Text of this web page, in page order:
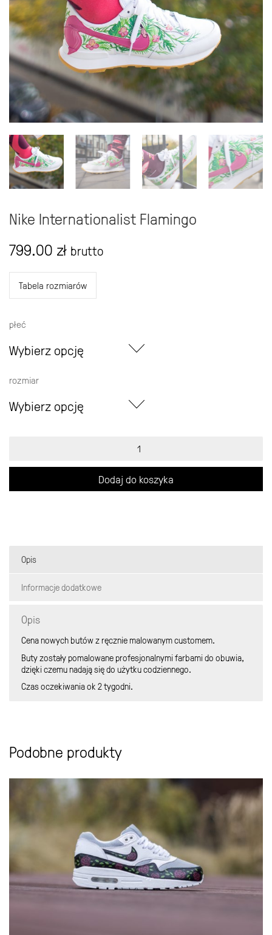
Nike Internationalist Flamingo
799.00 zł brutto
Tabela rozmiarów
płeć
Wybierz opcję
rozmiar
Wybierz opcję
Internationalist
Dodaj do koszyka
Opis
Informacje dodatkowe
Opis
Cena nowych butów z ręcznie malowanym customem.
Buty zostały pomalowane profesjonalnymi farbami do obuwia,
dzięki czemu nadają się do użytku codziennego.
Czas oczekiwania ok 2 tygodni.
Podobne produkty